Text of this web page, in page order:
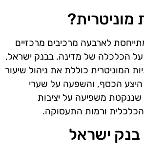
מוניטרית?
לארבעה מרכיבים מרכזיים
הכלכלה של מדינה. בבנק ישראל,
המוניטרית כוללת את ניהול שיעור
היצע הכסף, והשפעה על שערי
שננקטת משפיעה על יציבות
ורמות התעסוקה.
בנק ישראל